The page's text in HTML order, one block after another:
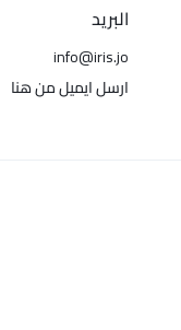
البريد
info@iris.jo
ارسل ايميل من هنا